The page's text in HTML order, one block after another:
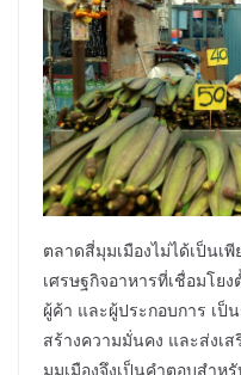
ตลาดสี่มุมเมืองไม่ได้เป็นเ
เศรษฐกิจอาหารที่เชื่อมโย
ผู้ค้า และผู้ประกอบการ เป็
สร้างความมั่นคง และส่งเ
มุมเมืองจึงเป็นคำตอบสำห